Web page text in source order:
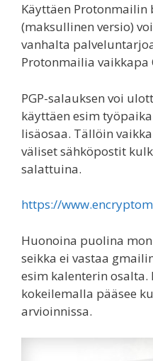
Käyttäen Protonmailin
(maksullinen versio)
vanhalta
Protonmailia vaikkapa
PGP-salauksen voi
käyttäen esim
lisäosaa. Tällöin
väliset sähköpostit
salattuina.
https://
Huonoina puolina
seikka ei vastaa
esim kalenterin osalta.
kokeilemalla pääsee
arvioinnissa.